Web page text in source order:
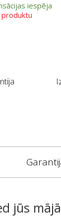
iespēja
produktu
jūs